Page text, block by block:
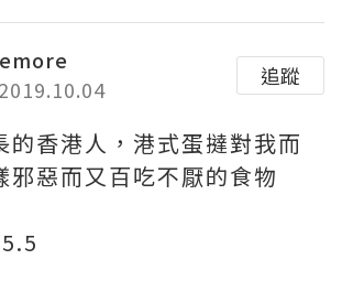
追蹤
的香港人，港式蛋撻對我而
邪惡而又百吃不厭的食物